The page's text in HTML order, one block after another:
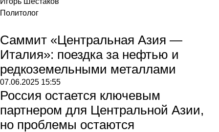
Политолог
Саммит «Центральная Азия —
Италия»: поездка за нефтью и
редкоземельными металлами
07.06.2025 15:55
Россия остается ключевым
партнером для Центральной Азии,
но проблемы остаются